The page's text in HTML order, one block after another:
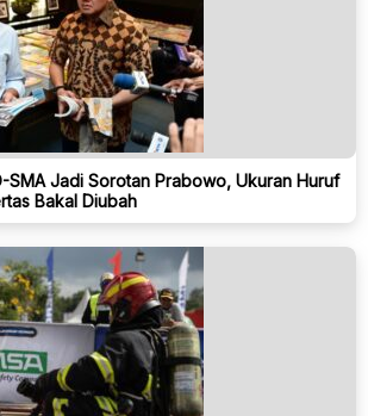
SMA Jadi Sorotan Prabowo, Ukuran Huruf
Bakal Diubah